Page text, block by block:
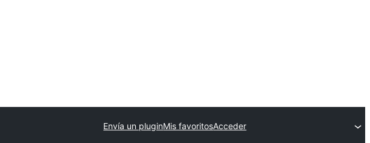
Envía un pluginMis favoritosAcceder